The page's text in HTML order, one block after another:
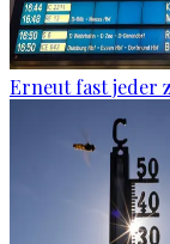
Erneut fast jeder